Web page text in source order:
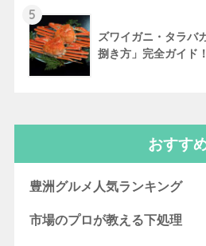
5
ズワイガニ・タラバ
捌き方」完全ガイド
おすす
豊洲グルメ人気ランキング
市場のプロが教える下処理